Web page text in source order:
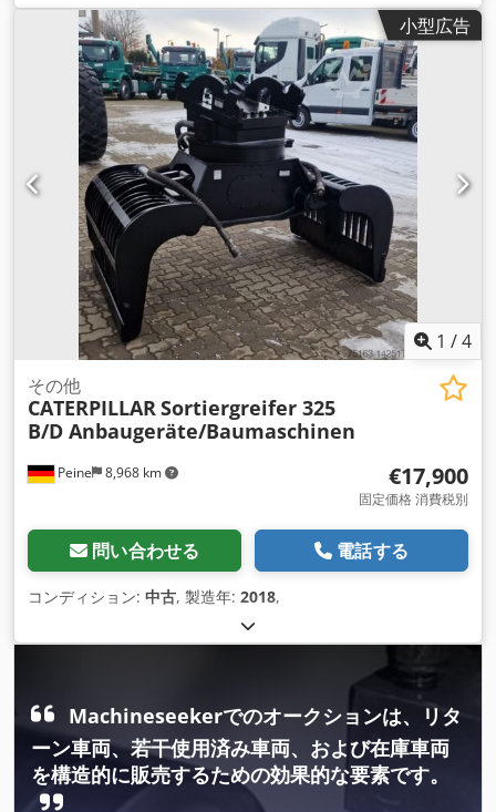
小型広告
1 /4
Peine 8,968 km
その他
CATERPILLARSortiergreifer 325
B/D Anbaugeräte/Baumaschinen
€17,900
固定価格 消費税別
問い合わせる 電話する
コンディション: 中古, 製造年: 2018,
Machineseekerでのオークションは、リタ
ーン車両、若干使用済み車両、および在庫車両
を構造的に販売するための効果的な要素です。